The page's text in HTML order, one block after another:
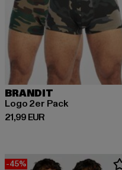
BRANDIT
Logo 2er Pack
21,99 EUR
Ajankohtainen hinta: 21,99 EUR
-45%